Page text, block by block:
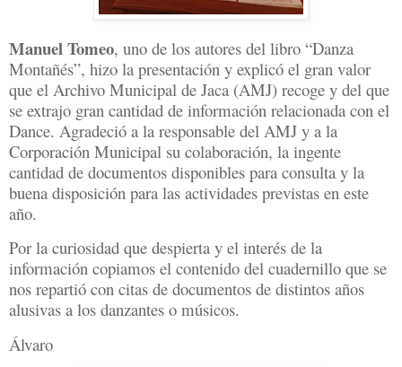
Manuel Tomeo, uno de los autores del libro “Danza
Montañés”, hizo la presentación y explicó el gran valor
que el Archivo Municipal de Jaca (AMJ) recoge y del que
se extrajo gran cantidad de información relacionada con el
Dance. Agradeció a la responsable del AMJ y a la
Corporación Municipal su colaboración, la ingente
cantidad de documentos disponibles para consulta y la
buena disposición para las actividades previstas en este
año.
Por la curiosidad que despierta y el interés de la
información copiamos el contenido del cuadernillo que se
nos repartió con citas de documentos de distintos años
alusivas a los danzantes o músicos.
Álvaro